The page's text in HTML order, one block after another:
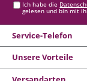
Ich habe die
gelesen und bin mit
Service-Telefon
Unsere Vorteile